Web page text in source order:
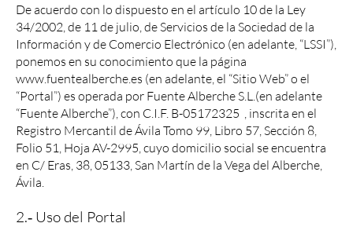
De acuerdo con lo dispuesto en el artículo 10 de la Ley
34/2002, de 11 de julio, de Servicios de la Sociedad de la
Información y de Comercio Electrónico (en adelante, “LSSI”),
ponemos en su conocimiento que la página
www.fuentealberche.es (en adelante, el “Sitio Web” o el
“Portal”) es operada por Fuente Alberche S.L.(en adelante
“Fuente Alberche”), con C.I.F. B-05172325 , inscrita en el
Registro Mercantil de Ávila Tomo 99, Libro 57, Sección 8,
Folio 51, Hoja AV-2995, cuyo domicilio social se encuentra
en C/ Eras, 38, 05133, San Martín de la Vega del Alberche,
Ávila.
2.‐ Uso del Portal